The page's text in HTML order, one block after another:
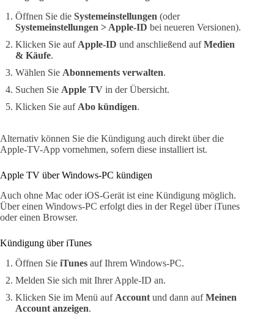
Öffnen Sie die Systemeinstellungen (oder
Systemeinstellungen > Apple-ID bei neueren Versionen).
Klicken Sie auf Apple-ID und anschließend aufMedien
& Käufe.
Wählen Sie Abonnements verwalten.
Suchen Sie Apple TV in der Übersicht.
Klicken Sie auf Abo kündigen.
Alternativ können Sie die Kündigung auch direkt über die
Apple-TV-App vornehmen, sofern diese installiert ist.
Apple TV über Windows-PC kündigen
Auch ohne Mac oder iOS-Gerät ist eine Kündigung möglich.
Über einen Windows-PC erfolgt dies in der Regel über iTunes
oder einen Browser.
Kündigung über iTunes
Öffnen Sie iTunes auf Ihrem Windows-PC.
Melden Sie sich mit Ihrer Apple-ID an.
Klicken Sie im Menü auf Account und dann aufMeinen
Account anzeigen.